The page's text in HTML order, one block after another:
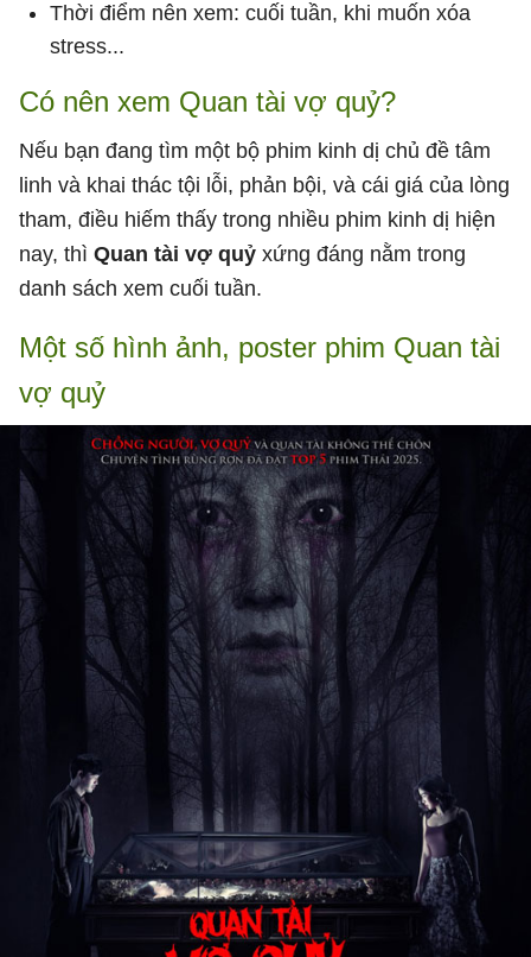
Thời điểm nên xem: cuối tuần, khi muốn xóa
stress...
Có nên xem Quan tài vợ quỷ?
Nếu bạn đang tìm một bộ phim kinh dị chủ đề tâm
linh và khai thác tội lỗi, phản bội, và cái giá của lòng
tham, điều hiếm thấy trong nhiều phim kinh dị hiện
nay, thì Quan tài vợ quỷ xứng đáng nằm trong
danh sách xem cuối tuần.
Một số hình ảnh, poster phim Quan tài
vợ quỷ